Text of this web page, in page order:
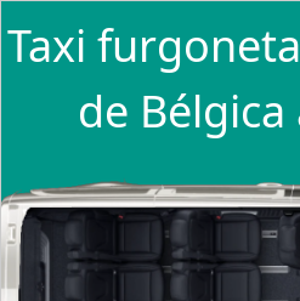
Taxi
de Bélgica